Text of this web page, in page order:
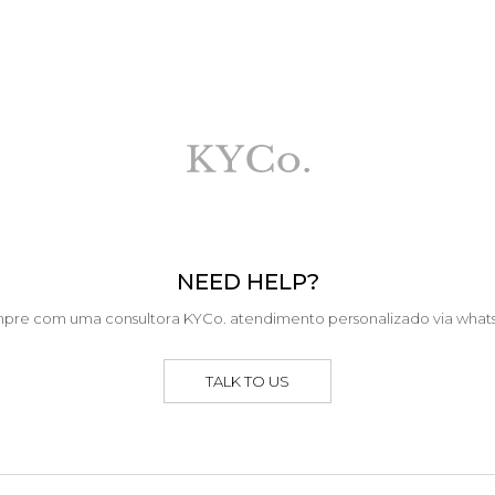
NEED HELP?
com uma consultora KYCo. atendimento personalizado via
TALK TO US